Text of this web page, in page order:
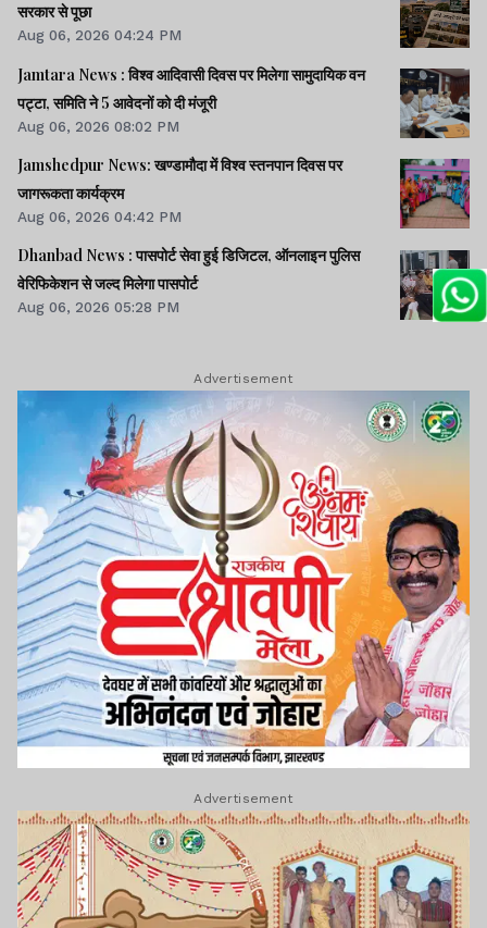
सरकार से पूछा
Aug 06, 2026 04:24 PM
Jamtara News : विश्व आदिवासी दिवस पर मिलेगा सामुदायिक वन
पट्टा, समिति ने 5 आवेदनों को दी मंजूरी
Aug 06, 2026 08:02 PM
Jamshedpur News: खण्डामौदा में विश्व स्तनपान दिवस पर
जागरूकता कार्यक्रम
Aug 06, 2026 04:42 PM
Dhanbad News : पासपोर्ट सेवा हुई डिजिटल, ऑनलाइन पुलिस
वेरिफिकेशन से जल्द मिलेगा पासपोर्ट
Aug 06, 2026 05:28 PM
Advertisement
Advertisement